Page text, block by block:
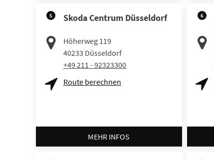
5 Skoda Centrum Düsseldorf
Höherweg 119
40233 Düsseldorf
+49 211 - 92323300
Route berechnen
MEHR INFOS
6